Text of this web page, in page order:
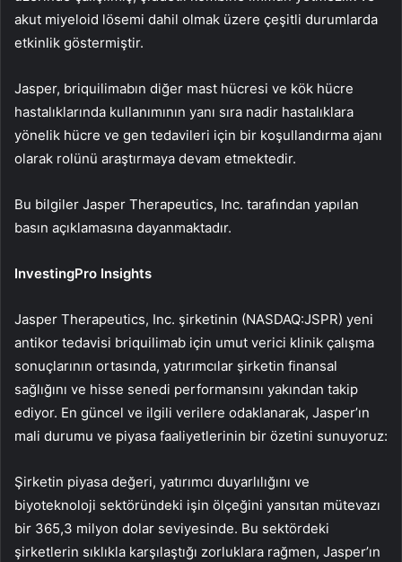
akut miyeloid lösemi dahil olmak üzere çeşitli durumlarda
etkinlik göstermiştir.
Jasper, briquilimabın diğer mast hücresi ve kök hücre
hastalıklarında kullanımının yanı sıra nadir hastalıklara
yönelik hücre ve gen tedavileri için bir koşullandırma ajanı
olarak rolünü araştırmaya devam etmektedir.
Bu bilgiler Jasper Therapeutics, Inc. tarafından yapılan
basın açıklamasına dayanmaktadır.
InvestingPro Insights
Jasper Therapeutics, Inc. şirketinin (NASDAQ:JSPR) yeni
antikor tedavisi briquilimab için umut verici klinik çalışma
sonuçlarının ortasında, yatırımcılar şirketin finansal
sağlığını ve hisse senedi performansını yakından takip
ediyor. En güncel ve ilgili verilere odaklanarak, Jasper’ın
mali durumu ve piyasa faaliyetlerinin bir özetini sunuyoruz:
Şirketin piyasa değeri, yatırımcı duyarlılığını ve
biyoteknoloji sektöründeki işin ölçeğini yansıtan mütevazı
bir 365,3 milyon dolar seviyesinde. Bu sektördeki
şirketlerin sıklıkla karşılaştığı zorluklara rağmen, Jasper’ın